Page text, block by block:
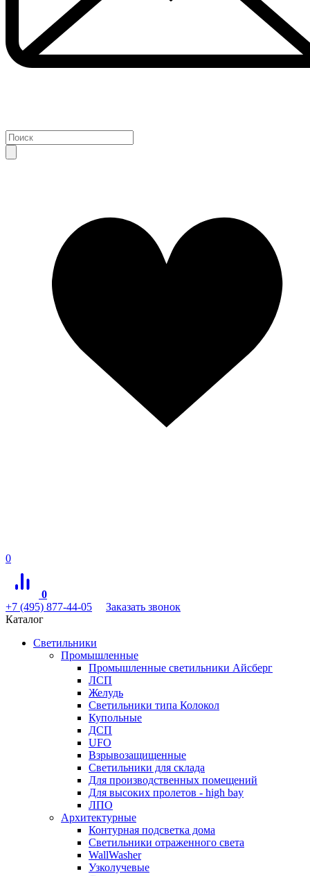
0
0
+7 (495) 877-44-05
Заказать звонок
Каталог
Светильники
Промышленные
Промышленные светильники Айсберг
ЛСП
Желудь
Светильники типа Колокол
Купольные
ДСП
UFO
Взрывозащищенные
Светильники для склада
Для производственных помещений
Для высоких пролетов - high bay
ЛПО
Архитектурные
Контурная подсветка дома
Светильники отраженного света
WallWasher
Узколучевые